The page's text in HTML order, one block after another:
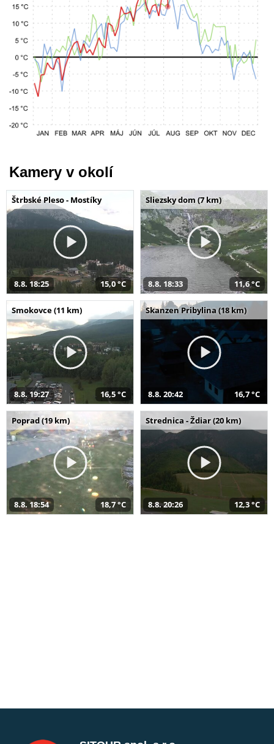
Kamery v okolí
Štrbské Pleso - Mostíky
8.8. 18:25 15,0 °C
Sliezsky dom (7 km)
8.8. 18:33 11,6 °C
Smokovce (11 km)
8.8. 19:27 16,5 °C
Skanzen Pribylina (18 km)
8.8. 20:42 16,7 °C
Poprad (19 km)
8.8. 18:54 18,7 °C
Strednica - Ždiar (20 km)
8.8. 20:26 12,3 °C